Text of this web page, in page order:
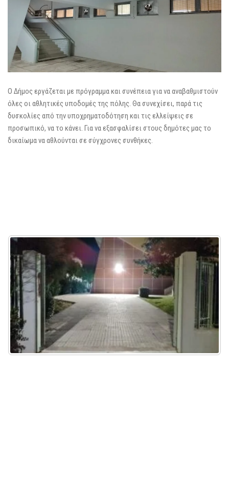
Ο Δήμος εργάζεται με πρόγραμμα και συνέπεια για να αναβαθμιστούν
όλες οι αθλητικές υποδομές της πόλης. Θα συνεχίσει, παρά τις
δυσκολίες από την υποχρηματοδότηση και τις ελλείψεις σε
προσωπικό, να το κάνει. Για να εξασφαλίσει στους δημότες μας το
δικαίωμα να αθλούνται σε σύγχρονες συνθήκες.